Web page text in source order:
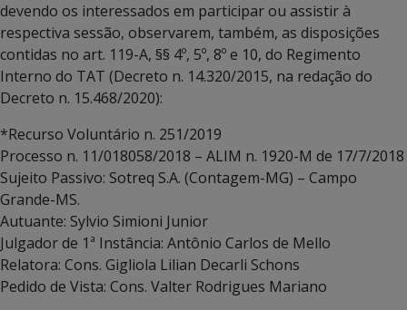
devendo os interessados em participar ou assistir à
respectiva sessão, observarem, também, as disposições
contidas no art. 119-A, §§ 4º, 5º, 8º e 10, do Regimento
Interno do TAT (Decreto n. 14.320/2015, na redação do
Decreto n. 15.468/2020):
*Recurso Voluntário n. 251/2019
Processo n. 11/018058/2018 – ALIM n. 1920-M de 17/7/2018
Sujeito Passivo: Sotreq S.A. (Contagem-MG) – Campo
Grande-MS.
Autuante: Sylvio Simioni Junior
Julgador de 1ª Instância: Antônio Carlos de Mello
Relatora: Cons. Gigliola Lilian Decarli Schons
Pedido de Vista: Cons. Valter Rodrigues Mariano